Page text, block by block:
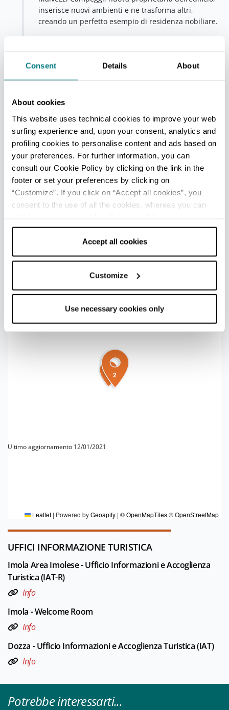
Consent Details About
About cookies
This website uses technical cookies to improve your web
surfing experience and, upon your consent, analytics and
profiling cookies to personalise content and ads based on
your preferences. For further information, you can
consult our Cookie Policy by clicking on the link in the
footer or set your preferences by clicking on
“Customize”. If you click on “Accept all cookies”, you
consent to the use of all the cookies, whereas you can
cookies only” and only the technical cookies for the
correct functioning of the website will be used.
Accept all cookies
Customize
Use necessary cookies only
inserisce nuovi ambienti e ne trasforma altri,
creando un perfetto esempio di residenza nobiliare.
della casa museo, guiderà i piccoli visitatori
suo risveglio è previsto ogni due anni, in occasione
della manifestazione dedicata al mondo del
fantastico,Fantastika . Numerose sono inoltre le
possibilità di attività didattiche e laboratori.
La Rocca di Dozza non solo rappresenta il punto di
partenza per una visita all’incantevole borgo dai
Muri Dipinti che la ospita, ma offre anche golosi
spunti per gli appassionati di enogastronomia: i
sotterranei della Rocca ospitano infatti l’ Enoteca
conoscere ed esplorare l’Emilia Romagna attraverso
le eccellenze della sua produzione vinicola regionale.
1 2
−
Leaflet | Powered byGeoapify | © OpenMapTiles© OpenStreetMap
Ultimo aggiornamento 12/01/2021
UFFICI INFORMAZIONE TURISTICA
Imola Area Imolese - Ufficio Informazioni e Accoglienza
Turistica (IAT-R)
Info
Imola - Welcome Room
Info
Dozza - Ufficio Informazioni e Accoglienza Turistica (IAT)
Info
Potrebbe interessarti...